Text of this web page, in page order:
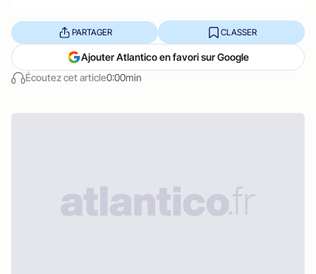
Écoutez cet article0:00min
PARTAGER CLASSER
Ajouter Atlantico en favori sur Google